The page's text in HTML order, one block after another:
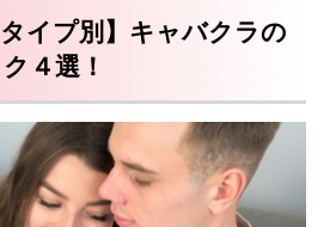
イプ別】キャバクラの
４選！